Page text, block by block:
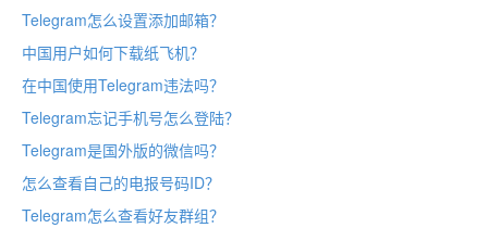
Telegram怎么设置添加邮箱？
中国用户如何下载纸飞机？
在中国使用Telegram违法吗？
Telegram忘记手机号怎么登陆？
Telegram是国外版的微信吗？
怎么查看自己的电报号码ID？
Telegram怎么查看好友群组？